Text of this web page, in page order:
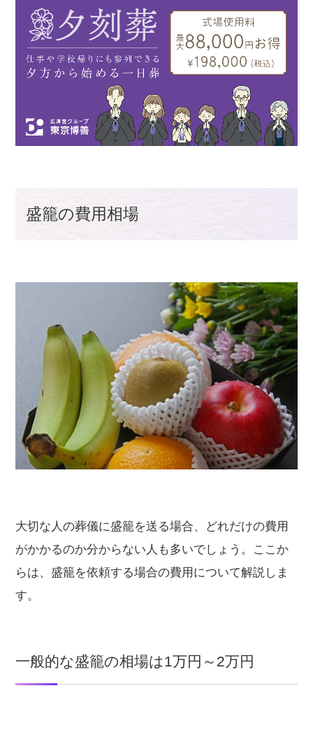
盛籠の費用相場
大切な人の葬儀に盛籠を送る場合、どれだけの費用
がかかるのか分からない人も多いでしょう。ここか
らは、盛籠を依頼する場合の費用について解説しま
す。
一般的な盛籠の相場は1万円～2万円